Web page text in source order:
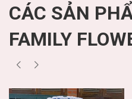
CÁC SẢN
FAMILY